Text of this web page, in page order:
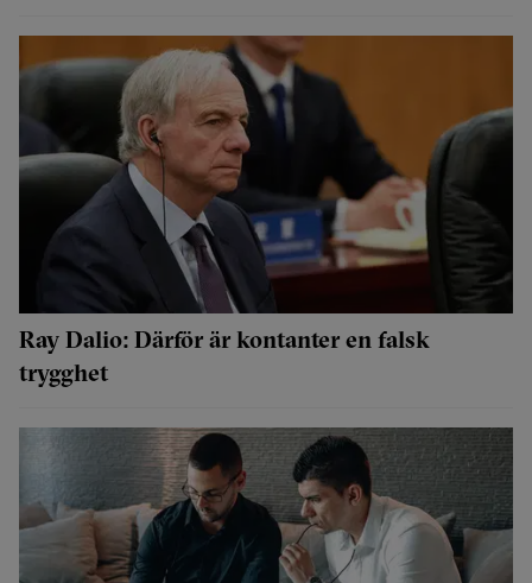
Ray Dalio: Därför är kontanter en falsk
trygghet